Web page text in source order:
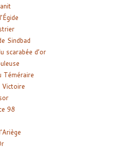
Sindbad
scarabée d’or
Téméraire
Victoire
98